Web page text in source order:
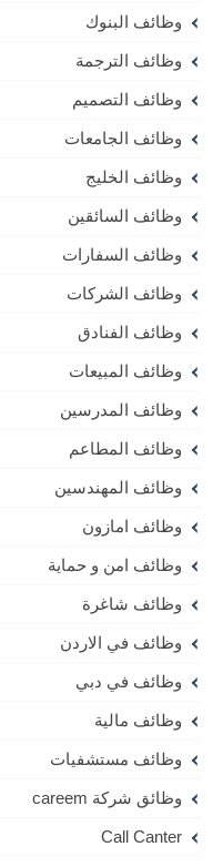
وظائف البنوك
وظائف الترجمة
وظائف التصميم
وظائف الجامعات
وظائف الخليج
وظائف السائقين
وظائف السفارات
وظائف الشركات
وظائف الفنادق
وظائف المبيعات
وظائف المدرسين
وظائف المطاعم
وظائف المهندسين
وظائف امازون
وظائف امن و حماية
وظائف شاغرة
وظائف في الاردن
وظائف في دبي
وظائف مالية
وظائف مستشفيات
وظائق شركة careem
Call Canter